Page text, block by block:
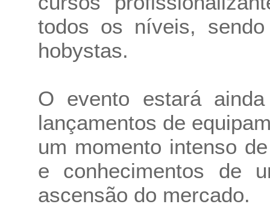
todos os níveis,
hobystas.
O evento estará
lançamentos de
um momento intenso
e conhecimentos de
ascensão do mercado.